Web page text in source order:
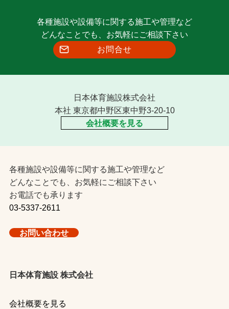
各種施設や設備等に関する施工や管理など
どんなことでも、お気軽にご相談下さい
お問合せ
日本体育施設株式会社
本社 東京都中野区東中野3-20-10
会社概要を見る
各種施設や設備等に関する施工や管理など
どんなことでも、お気軽にご相談下さい
お電話でも承ります
03-5337-2611
お問い合わせ
日本体育施設 株式会社
会社概要を見る